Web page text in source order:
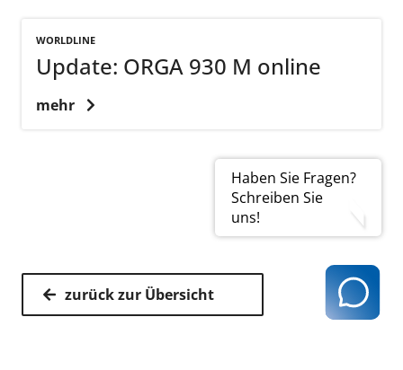
Haben Sie Fragen?
Schreiben Sie
uns!
WORLDLINE
Update: ORGA 930 M online
mehr
zurück zur Übersicht